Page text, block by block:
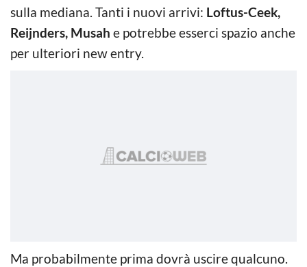
sulla mediana. Tanti i nuovi arrivi: Loftus-Ceek,
Reijnders, Musah e potrebbe esserci spazio anche
per ulteriori new entry.
Ma probabilmente prima dovrà uscire qualcuno.